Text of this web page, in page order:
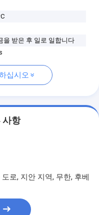
을 받은 후 일로 일합니다
십시오
사항
로, 지안 지역, 무한, 후베